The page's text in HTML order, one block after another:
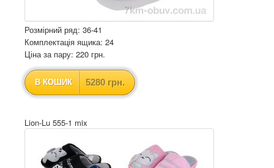
Розмірний ряд: 36-41
Комплектація ящика: 24
Ціна за пару: 220 грн.
В КОШИК 5280 грн.
Lion-Lu 555-1 mix